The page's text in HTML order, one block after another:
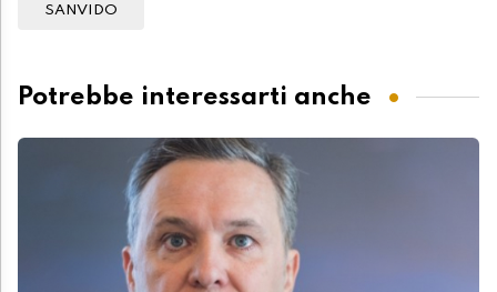
SANVIDO
Potrebbe interessarti anche